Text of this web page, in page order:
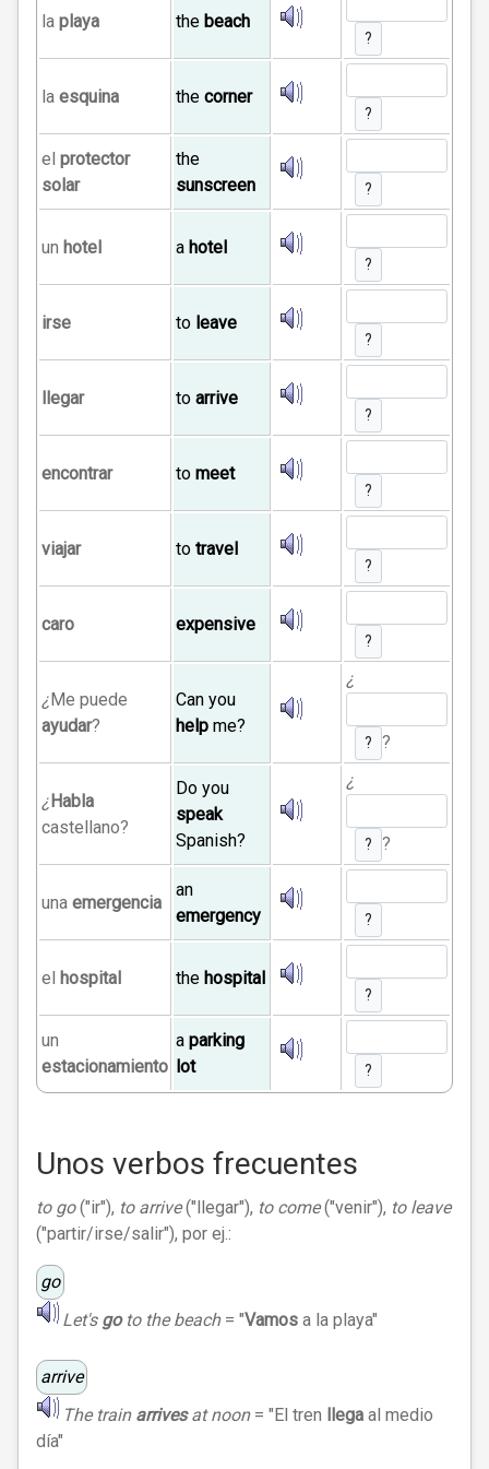
la playa the beach
?
la esquina the corner
?
el protector
solar
the
sunscreen
?
un hotel a hotel
?
irse to leave
?
llegar to arrive
?
encontrar to meet
?
viajar to travel
?
caro expensive
?
¿Me puede
ayudar?
Can you
help me?
¿
? ?
¿Habla
castellano?
Do you
speak
Spanish?
¿
? ?
una emergencia
an
emergency
?
el hospital the hospital
?
un
estacionamiento
a parking
lot
?
Unos verbos frecuentes
to go("ir"), to arrive("llegar"), to come("venir"), to leave
("partir/irse/salir"), por ej.:
go
Let's goto the beach= "Vamos a la playa"
arrive
The train arrivesat noon= "El tren llega al medio
día"